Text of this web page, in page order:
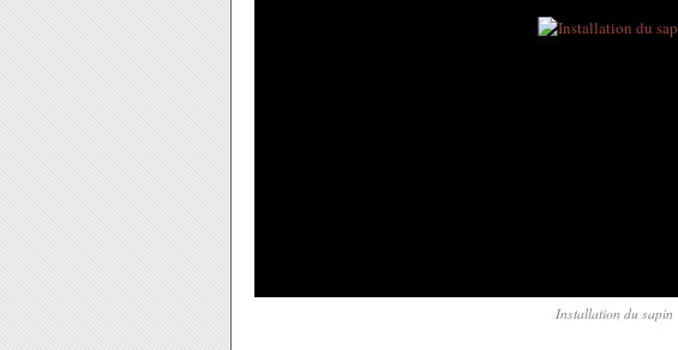
Installation du sapin